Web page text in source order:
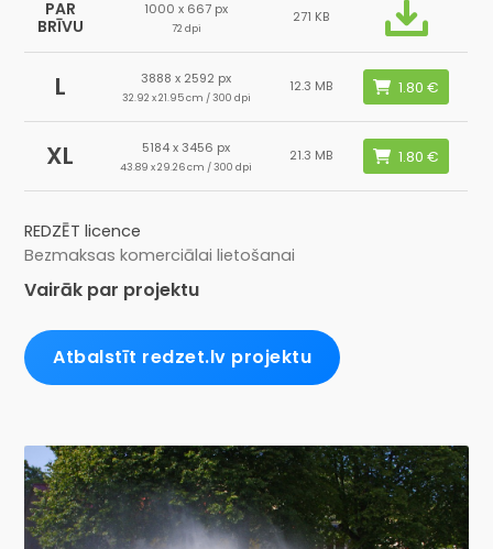
PAR
BRĪVU
1000 x 667 px
72 dpi
271 KB
L 3888 x 2592 px
32.92 x 21.95 cm / 300 dpi
12.3 MB
XL 5184 x 3456 px
43.89 x 29.26 cm / 300 dpi
21.3 MB
REDZĒT licence
Bezmaksas komerciālai lietošanai
Vairāk par projektu
Atbalstīt redzet.lv projektu